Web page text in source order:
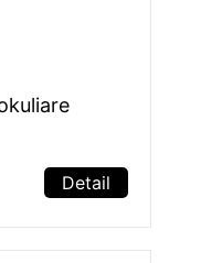
Detail